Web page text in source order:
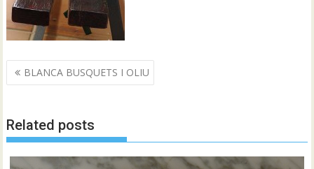
Navegació
d'entrades
BLANCA BUSQUETS I OLIU
Related posts